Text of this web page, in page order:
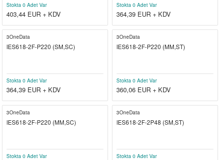
Stokta 0 Adet Var
403,44 EUR + KDV
Stokta 0 Adet Var
364,39 EUR + KDV
3OneData
IES618-2F-P220 (SM,SC)
Stokta 0 Adet Var
364,39 EUR + KDV
3OneData
IES618-2F-P220 (MM,ST)
Stokta 0 Adet Var
360,06 EUR + KDV
3OneData
IES618-2F-P220 (MM,SC)
Stokta 0 Adet Var
3OneData
IES618-2F-2P48 (SM,ST)
Stokta 0 Adet Var